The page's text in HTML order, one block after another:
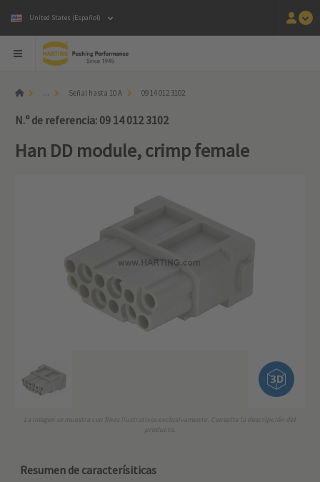
United States (Español)
... Señal hasta 10 A 09 14 012 3102
N.º de referencia: 09 14 012 3102
Han DD module, crimp female
La imagen se muestra con fines ilustrativos exclusivamente. Consulte la descripción del
producto.
Resumen de caracterísiticas